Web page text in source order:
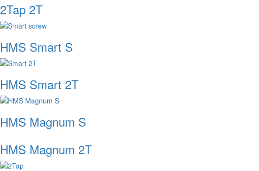
2Tap 2T
HMS Smart S
HMS Smart 2T
HMS Magnum S
HMS Magnum 2T